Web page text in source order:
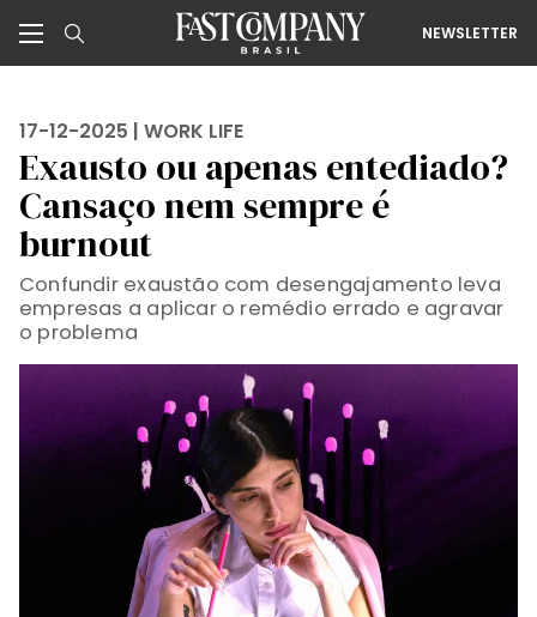
NEWSLETTER
17-12-2025 | WORK LIFE
Exausto ou apenas entediado?
Cansaço nem sempre é
burnout
Confundir exaustão com desengajamento leva
empresas a aplicar o remédio errado e agravar
o problema